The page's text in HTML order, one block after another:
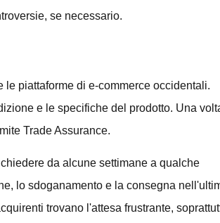
se necessario.
le piattaforme di e-commerce occidentali.
e le specifiche del prodotto. Una
Trade Assurance.
da alcune settimane a qualche
lo sdoganamento e la consegna
trovano l'attesa frustrante,